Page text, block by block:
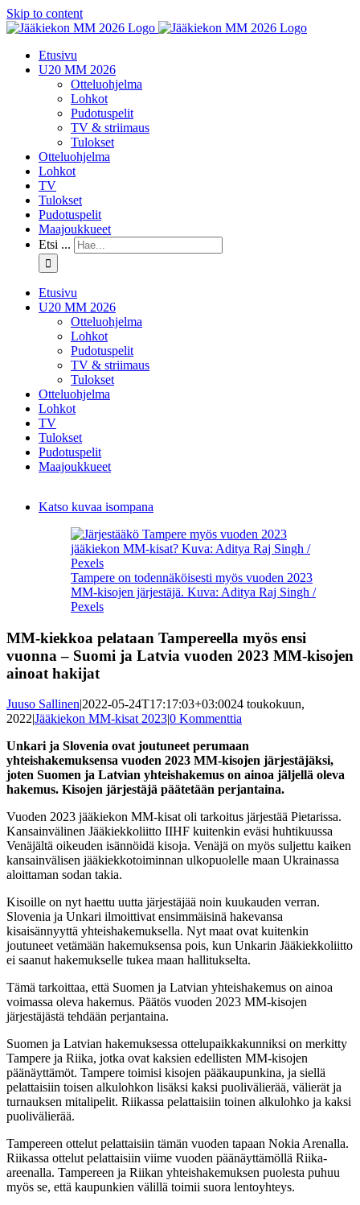
Skip to content
Etusivu
U20 MM 2026
Otteluohjelma
Lohkot
Pudotuspelit
TV & striimaus
Tulokset
Otteluohjelma
Lohkot
TV
Tulokset
Pudotuspelit
Maajoukkueet
Etsi ...
Etusivu
U20 MM 2026
Otteluohjelma
Lohkot
Pudotuspelit
TV & striimaus
Tulokset
Otteluohjelma
Lohkot
TV
Tulokset
Pudotuspelit
Maajoukkueet
Katso kuvaa isompana
Tampere on todennäköisesti myös vuoden 2023
MM-kisojen järjestäjä. Kuva: Aditya Raj Singh /
Pexels
MM-kiekkoa pelataan Tampereella myös ensi
vuonna – Suomi ja Latvia vuoden 2023 MM-kisojen
ainoat hakijat
Juuso Sallinen|2022-05-24T17:17:03+03:0024 toukokuun,
2022|Jääkiekon MM-kisat 2023|0 Kommenttia
Unkari ja Slovenia ovat joutuneet perumaan
yhteishakemuksensa vuoden 2023 MM-kisojen järjestäjäksi,
joten Suomen ja Latvian yhteishakemus on ainoa jäljellä oleva
hakemus. Kisojen järjestäjä päätetään perjantaina.
Vuoden 2023 jääkiekon MM-kisat oli tarkoitus järjestää Pietarissa.
Kansainvälinen Jääkiekkoliitto IIHF kuitenkin eväsi huhtikuussa
Venäjältä oikeuden isännöidä kisoja. Venäjä on myös suljettu kaiken
kansainvälisen jääkiekkotoiminnan ulkopuolelle maan Ukrainassa
aloittaman sodan takia.
Kisoille on nyt haettu uutta järjestäjää noin kuukauden verran.
Slovenia ja Unkari ilmoittivat ensimmäisinä hakevansa
kisaisännyyttä yhteishakemuksella. Nyt maat ovat kuitenkin
joutuneet vetämään hakemuksensa pois, kun Unkarin Jääkiekkoliitto
ei saanut hakemukselle tukea maan hallitukselta.
Tämä tarkoittaa, että Suomen ja Latvian yhteishakemus on ainoa
voimassa oleva hakemus. Päätös vuoden 2023 MM-kisojen
järjestäjästä tehdään perjantaina.
Suomen ja Latvian hakemuksessa ottelupaikkakunniksi on merkitty
Tampere ja Riika, jotka ovat kaksien edellisten MM-kisojen
päänäyttämöt. Tampere toimisi kisojen pääkaupunkina, ja siellä
pelattaisiin toisen alkulohkon lisäksi kaksi puolivälierää, välierät ja
turnauksen mitalipelit. Riikassa pelattaisiin toinen alkulohko ja kaksi
puolivälierää.
Tampereen ottelut pelattaisiin tämän vuoden tapaan Nokia Arenalla.
Riikassa ottelut pelattaisiin viime vuoden päänäyttämöllä Riika-
areenalla. Tampereen ja Riikan yhteishakemuksen puolesta puhuu
myös se, että kaupunkien välillä toimii suora lentoyhteys.